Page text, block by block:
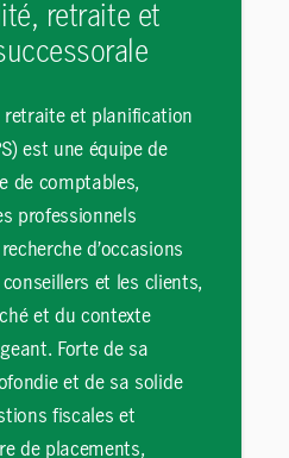
retraite et
retraite et planification
est une équipe de
de comptables,
professionnels
d’occasions
et les clients,
et du contexte
Forte de sa
et de sa solide
fiscales et
de placements,